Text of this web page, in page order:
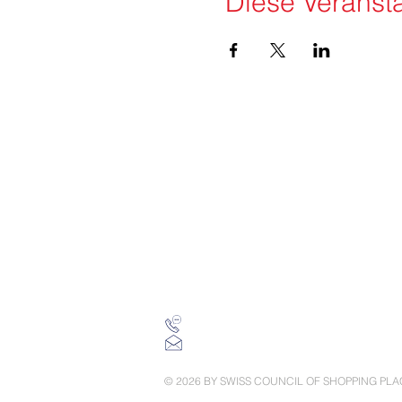
© 2026 BY SWISS COUNCIL OF SHOPPING